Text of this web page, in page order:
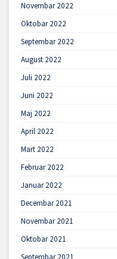
Novembar 2022
Oktobar 2022
Septembar 2022
August 2022
Juli 2022
Juni 2022
Maj 2022
April 2022
Mart 2022
Februar 2022
Januar 2022
Decembar 2021
Novembar 2021
Oktobar 2021